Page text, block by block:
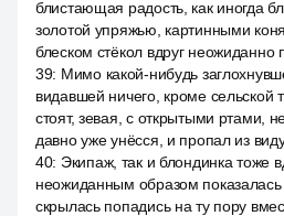
блистающая радость, как иногда
золотой упряжью, картинными
блеском стёкол вдруг неожиданно
39: Мимо какой-нибудь
видавшей ничего, кроме сельской
стоят, зевая, с открытыми ртами,
давно уже унёсся, и пропал из
40: Экипаж, так и блондинка тоже
неожиданным образом
скрылась попадись на ту пору